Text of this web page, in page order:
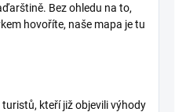
Bez ohledu na to,
hovoříte, naše mapa je tu
kteří již objevili výhody